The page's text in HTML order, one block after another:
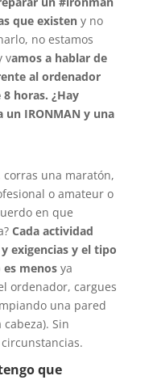
que existeny no
no estamos
vamos a hablar de
al ordenador
horas. ¿Hay
IRONMAN y una
corras una maratón,
o amateur o
en que
Cada actividad
exigencias y el tipo
menosya
ordenador, cargues
una pared
Sin
que